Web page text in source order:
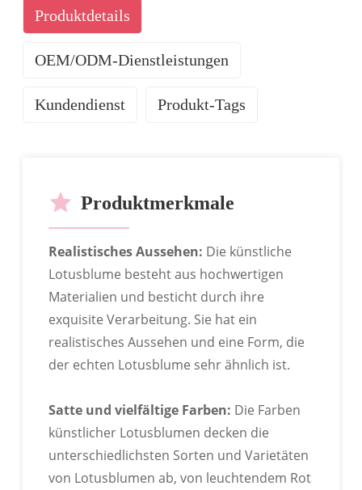
Produktdetails
OEM/ODM-Dienstleistungen
Kundendienst Produkt-Tags
Produktmerkmale
Realistisches Aussehen: Die künstliche
Lotusblume besteht aus hochwertigen
Materialien und besticht durch ihre
exquisite Verarbeitung. Sie hat ein
realistisches Aussehen und eine Form, die
der echten Lotusblume sehr ähnlich ist.
Satte und vielfältige Farben: Die Farben
künstlicher Lotusblumen decken die
unterschiedlichsten Sorten und Varietäten
von Lotusblumen ab, von leuchtendem Rot
ODM